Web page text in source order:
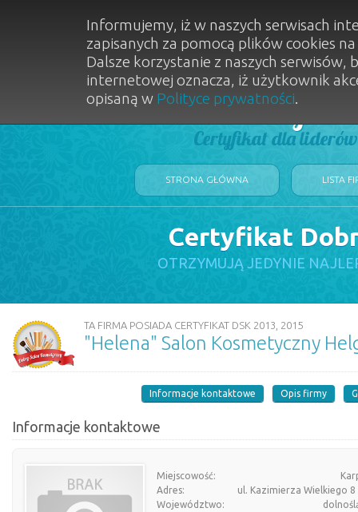
Dobry
Certyfikat dla
STRONA GŁÓWNA LISTA
Certyfikat
OTRZYMUJĄ JEDYNIE
TA FIRMA POSIADA CERTYFIKAT DSK 2013, 2015
"Helena" Salon Kosmetyczny
Informacje kontaktowe Opis firmy
Informacje kontaktowe
Miejscowość:
Adres:
ul. Kazimierza Wielkiego 8
Województwo:
Informujemy, iż w naszych serwisach
zapisanych za pomocą plików cookies
Dalsze korzystanie z naszych
internetowej oznacza, iż użytkownik
opisaną w Polityce prywatności.